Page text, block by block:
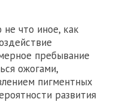
не что иное, как
пребывание
ожогами,
пигментных
развития